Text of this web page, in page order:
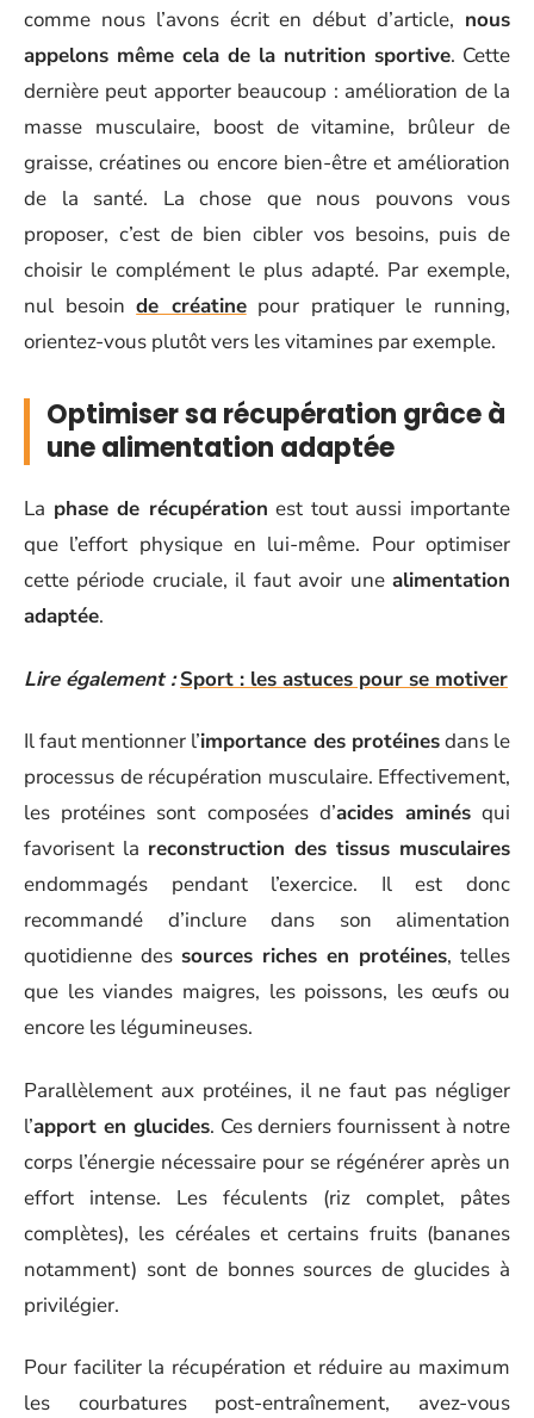
comme nous l’avons écrit en début d’article, nous
appelons même cela de la nutrition sportive. Cette
dernière peut apporter beaucoup : amélioration de la
masse musculaire, boost de vitamine, brûleur de
graisse, créatines ou encore bien-être et amélioration
de la santé. La chose que nous pouvons vous
proposer, c’est de bien cibler vos besoins, puis de
choisir le complément le plus adapté. Par exemple,
nul besoinde créatinepour pratiquer le running,
orientez-vous plutôt vers les vitamines par exemple.
Optimiser sa récupération grâce à
une alimentation adaptée
La phase de récupération est tout aussi importante
que l’effort physique en lui-même. Pour optimiser
cette période cruciale, il faut avoir une alimentation
adaptée.
Lire également : Sport : les astuces pour se motiver
Il faut mentionner l’importance des protéinesdans le
processus de récupération musculaire. Effectivement,
les protéines sont composées d’acides aminésqui
favorisent la reconstruction des tissus musculaires
endommagés pendant l’exercice. Il est donc
recommandé d’inclure dans son alimentation
quotidienne des sources riches en protéines, telles
que les viandes maigres, les poissons, les œufs ou
encore les légumineuses.
Parallèlement aux protéines, il ne faut pas négliger
l’apport en glucides. Ces derniers fournissent à notre
corps l’énergie nécessaire pour se régénérer après un
effort intense. Les féculents (riz complet, pâtes
complètes), les céréales et certains fruits (bananes
notamment) sont de bonnes sources de glucides à
privilégier.
Pour faciliter la récupération et réduire au maximum
les courbatures post-entraînement, avez-vous